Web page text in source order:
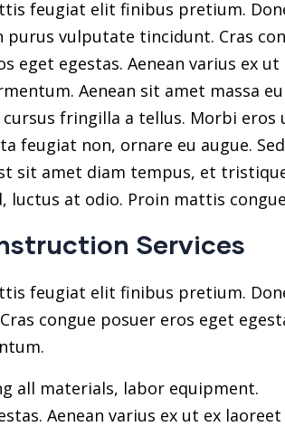
feugiat elit finibus pretium.
vulputate tincidunt. Cras
eget egestas. Aenean varius ex ut
Aenean sit amet massa
fringilla a tellus. Morbi eros
feugiat non, ornare eu augue. Sed
sit amet diam tempus, et
luctus at odio. Proin mattis
Services
feugiat elit finibus pretium.
congue posuer eros eget
all materials, labor equipment.
Aenean varius ex ut ex laoreet